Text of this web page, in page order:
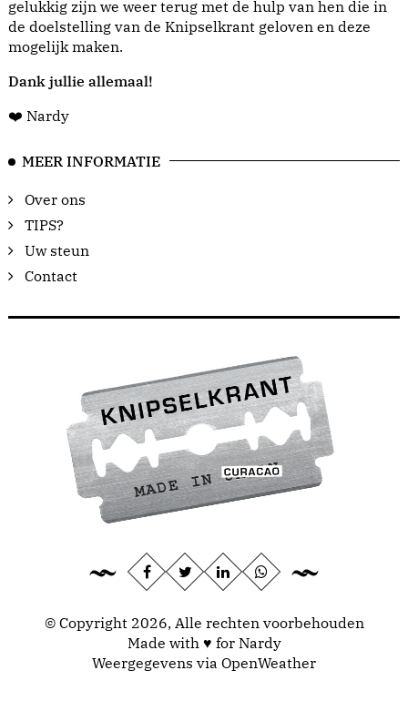
gelukkig zijn we weer terug met de hulp van hen die in
de doelstelling van de Knipselkrant geloven en deze
mogelijk maken.
Dank jullie allemaal!
❤️ Nardy
MEER INFORMATIE
Over ons
TIPS?
Uw steun
Contact
© Copyright 2026, Alle rechten voorbehouden
Made with ♥ for Nardy
Weergegevens via OpenWeather